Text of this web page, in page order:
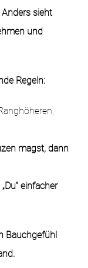
sieht
und
Regeln:
magst, dann
einfacher
Bauchgefühl